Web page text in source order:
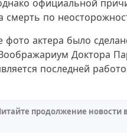
официальной
смерть по
фото актера было
Доктора
последней
продолжение новости